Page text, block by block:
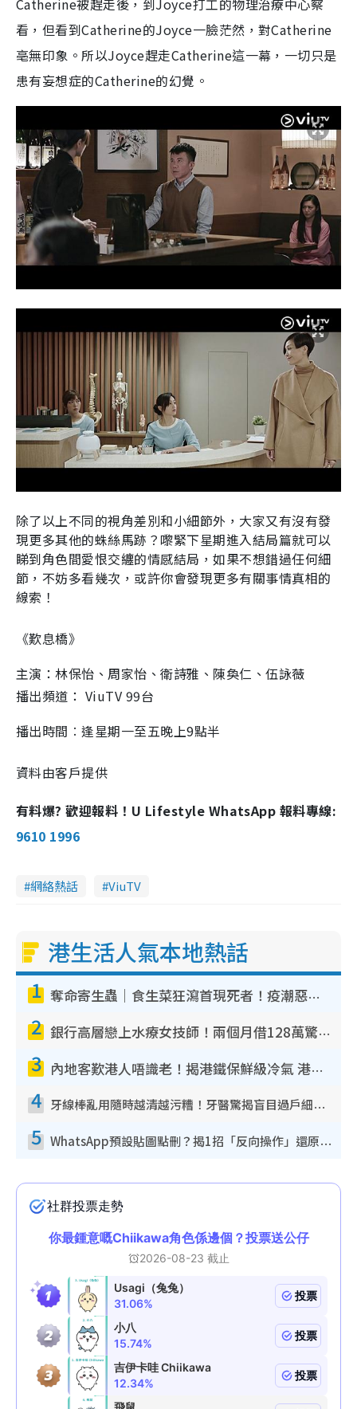
Catherine被趕走後，到Joyce打工的物理治療中心察
看，但看到Catherine的Joyce一臉茫然，對Catherine
亳無印象。所以Joyce趕走Catherine這一幕，一切只是
患有妄想症的Catherine的幻覺。
除了以上不同的視角差別和小細節外，大家又有沒有發
現更多其他的蛛絲馬跡？嚟緊下星期進入結局篇就可以
睇到角色間愛恨交纏的情感結局，如果不想錯過任何細
節，不妨多看幾次，或許你會發現更多有關事情真相的
線索！
《歎息橋》
主演：林保怡 、 周家怡 、衛詩雅、陳奐仁 、伍詠薇
播出頻道： ViuTV 99台
播出時間 ︰逢星期一至五晚上9點半
資料由客戶提供
有料爆? 歡迎報料！U Lifestyle WhatsApp 報料專線:
9610 1996
網絡熱話 ViuTV
港生活人氣本地熱話
1 奪命寄生蟲｜食生菜狂瀉首現死者！疫潮惡化錄1.8萬宗病例 揭洗菜3大謬誤
2 銀行高層戀上水療女技師！兩個月借128萬驚覺「沉船」沉落火海 揭背後疑似邪教操控賣淫
3 內地客歎港人唔識老！揭港鐵保鮮級冷氣 港人求放過：咪投訴
4 牙線棒亂用隨時越清越污糟！牙醫驚揭盲目過戶細菌恐致蛀牙：呢種先係日常真保養
5 WhatsApp預設貼圖點刪？揭1招「反向操作」還原簡潔介面 附3步實測教學